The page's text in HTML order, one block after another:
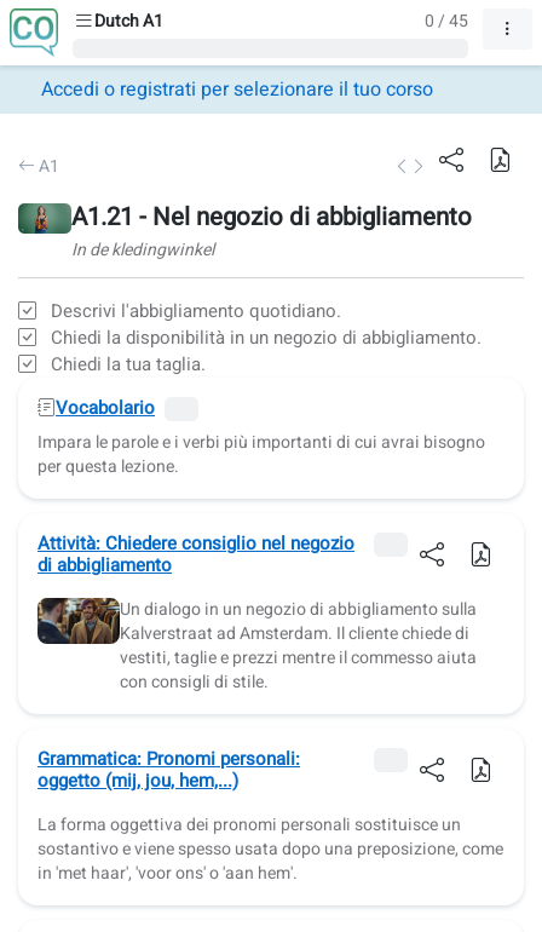
Dutch A1 0 / 45
Accedi o registrati per selezionare il tuo corso
A1
A1.21 - Nel negozio di abbigliamento
In de kledingwinkel
Descrivi l'abbigliamento quotidiano.
Chiedi la disponibilità in un negozio di abbigliamento.
Chiedi la tua taglia.
Vocabolario
Impara le parole e i verbi più importanti di cui avrai bisogno
per questa lezione.
Attività: Chiedere consiglio nel negozio
di abbigliamento
Un dialogo in un negozio di abbigliamento sulla
Kalverstraat ad Amsterdam. Il cliente chiede di
vestiti, taglie e prezzi mentre il commesso aiuta
con consigli di stile.
Grammatica: Pronomi personali:
oggetto (mij, jou, hem,...)
La forma oggettiva dei pronomi personali sostituisce un
sostantivo e viene spesso usata dopo una preposizione, come
in 'met haar', 'voor ons' o 'aan hem'.